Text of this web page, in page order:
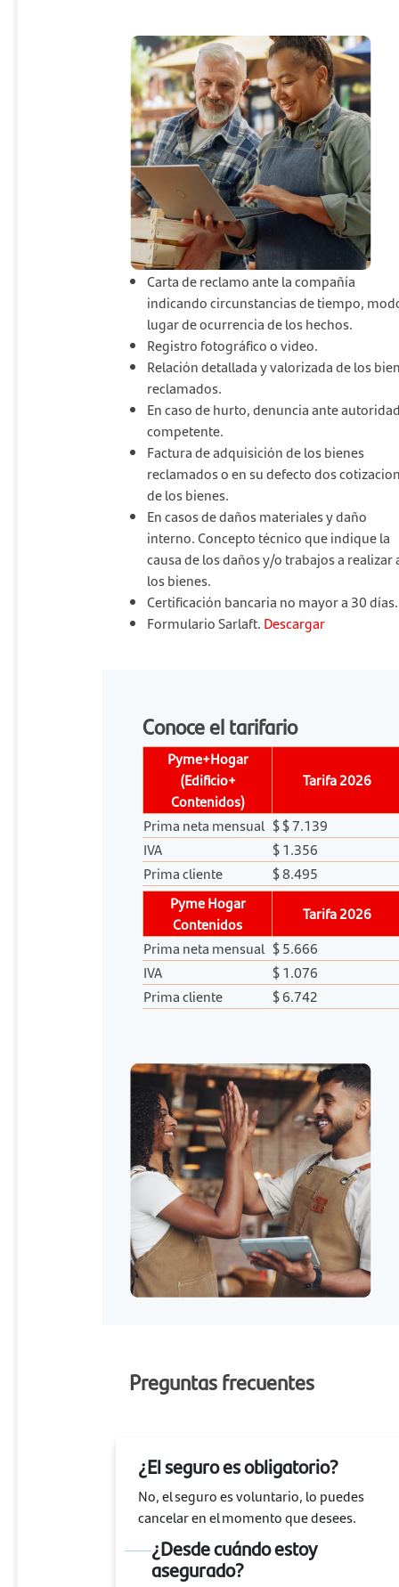
Carta de reclamo ante la compañía
indicando circunstancias de tiempo,
lugar de ocurrencia de los hechos.
Registro fotográfico o video.
Relación detallada y valorizada de los
reclamados.
En caso de hurto, denuncia ante
competente.
Factura de adquisición de los bienes
reclamados o en su defecto dos
de los bienes.
En casos de daños materiales y daño
interno. Concepto técnico que indique la
causa de los daños y/o trabajos a realizar
los bienes.
Certificación bancaria no mayor a 30 días.
Formulario Sarlaft. Descargar
Conoce el tarifario
Pyme+Hogar
(Edificio+
Contenidos)
Tarifa 2026
Prima neta mensual $ $ 7.139
IVA
$ 1.356
Prima cliente
$ 8.495
Pyme Hogar
Contenidos
Tarifa 2026
Prima neta mensual $ 5.666
IVA
$ 1.076
Prima cliente
$ 6.742
Preguntas frecuentes
¿El seguro es obligatorio?
No, el seguro es voluntario, lo puedes
cancelar en el momento que desees.
¿Desde cuándo estoy
asegurado?